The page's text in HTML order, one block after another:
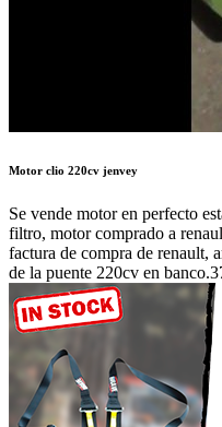
filtro, motor comprado a
factura de compra de renault,
de la puente 220cv en